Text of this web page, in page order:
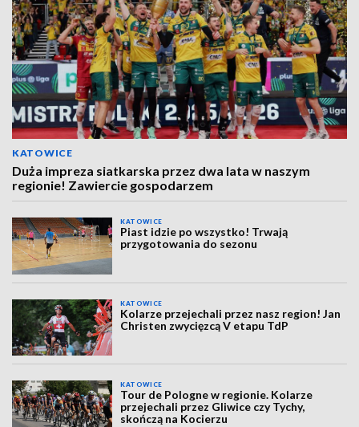
KATOWICE
Duża impreza siatkarska przez dwa lata w naszym
regionie! Zawiercie gospodarzem
KATOWICE
Piast idzie po wszystko! Trwają
przygotowania do sezonu
KATOWICE
Kolarze przejechali przez nasz region! Jan
Christen zwycięzcą V etapu TdP
KATOWICE
Tour de Pologne w regionie. Kolarze
przejechali przez Gliwice czy Tychy,
skończą na Kocierzu